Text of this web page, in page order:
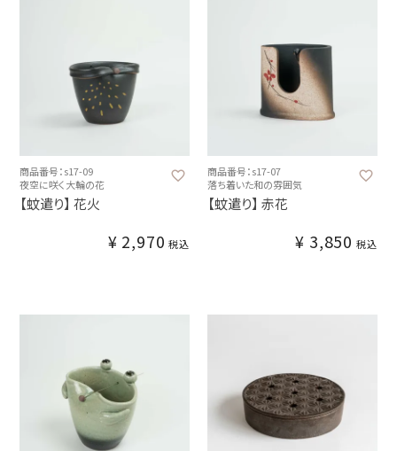
商品番号：s17-09
夜空に咲く大輪の花
【蚊遣り】 花火
¥ 2,970 税込
商品番号：s17-07
落ち着いた和の雰囲気
【蚊遣り】 赤花
¥ 3,850 税込